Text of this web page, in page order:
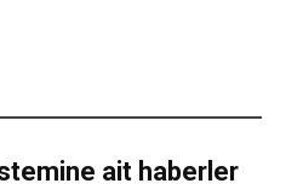
ait haberler